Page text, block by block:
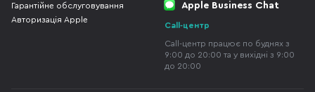
Гарантійне обслуговування
Авторизація Apple
Apple Business Chat
Call-центр
Call-центр працює по буднях з
9:00 до 20:00 та у вихідні з 9:00
до 20:00